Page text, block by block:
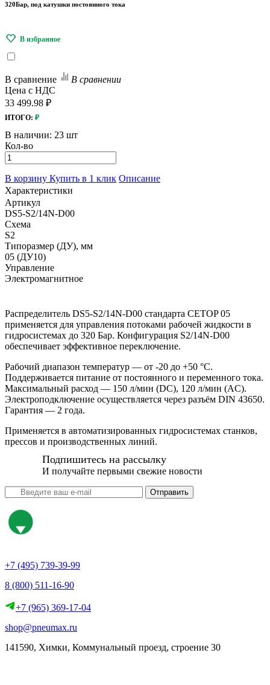
320Бар, под катушки постоянного тока
В сравнение
В сравнении
Цена с НДС
33 499.98 ₽
ИТОГО: ₽
В наличии: 23 шт
Кол-во
В корзину Купить в 1 клик Описание
Характеристики
Артикул
DS5-S2/14N-D00
Схема
S2
Типоразмер (ДУ), мм
05 (ДУ10)
Управление
Электромагнитное
Распределитель DS5-S2/14N-D00 стандарта CETOP 05
применяется для управления потоками рабочей жидкости в
гидросистемах до 320 Бар. Конфигурация S2/14N-D00
обеспечивает эффективное переключение.
Рабочий диапазон температур — от -20 до +50 °C.
Поддерживается питание от постоянного и переменного тока.
Максимальный расход — 150 л/мин (DC), 120 л/мин (AC).
Электроподключение осуществляется через разъём DIN 43650.
Гарантия — 2 года.
Применяется в автоматизированных гидросистемах станков,
прессов и производственных линий.
Подпишитесь на рассылку
И получайте первыми свежие новости
Отправить
+7 (495) 739-39-99
8 (800) 511-16-90
+7 (965) 369-17-04
shop@pneumax.ru
141590, Химки, Коммунальный проезд, строение 30